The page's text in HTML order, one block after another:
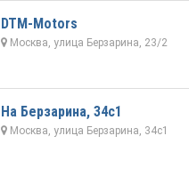
DTM-Motors
Москва, улица Берзарина, 23/2
На Берзарина, 34с1
Москва, улица Берзарина, 34с1